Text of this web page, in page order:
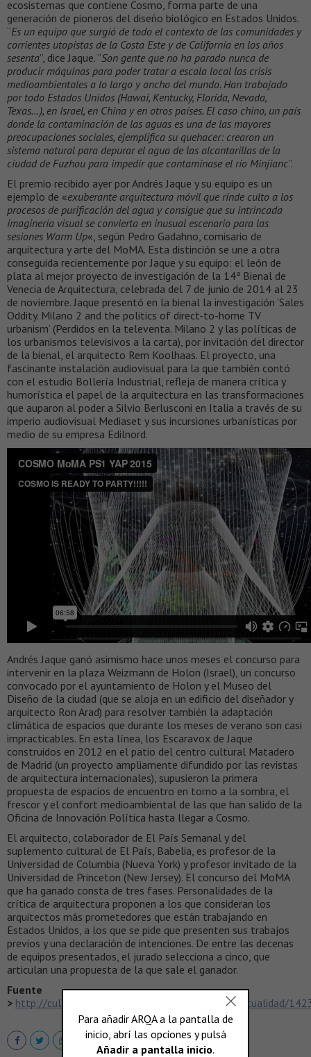
ecosistemas que contiene Cosmo, forma parte de una
generación de pioneros del diseño biológico en Estados Unidos.
“Es un equipo que surgió de todo el contexto de las comunidades y
corrientes utopistas de la Costa Este y de California en los años
sesenta”, dice Jaque. “Son gente que no ha parado nunca de
producir máquinas para poder tratar a escala local las crisis
medioambientales a lo largo y ancho del mundo. Han trabajado
por todo Estados Unidos (Hawai, Kentucky, Florida, Nevada,
Texas…), en Israel, en China y en otros países. El caso chino, un país
donde la contaminación de las aguas es una de las mayores
preocupaciones sociales, ejemplifica su quehacer: crearon un
sistema natural para depurar el agua de las alcantarillas de la
ciudad de Fuzhou para impedir que contaminase el río Minjianc”.
El premio recibido ayer por Andrés Jaque y su equipo es un
ejemplo de «exuberante arquitectura móvil que rinde culto a los
procesos de purificación del agua y consigue que su intrincada
imaginería visual se convierta en inusual escenario para las
sesiones Warm Up«, según Pedro Gadahno, comisario de
arquitectura y arte del MoMA. Esta distinción se une a otra
conseguida recientemente por Jaque y su equipo: el león de
plata al mejor proyecto de investigación de la 14ª Bienal de
Venecia de Arquitectura, celebrada del 7 de junio de 2014 al 23
de noviembre. Jaque presentó en la bienal la investigación ‘Sales
Oddity. Milano 2 and the politics of direct-to-home TV
urbanism’ (Perdidos en la televenta. Milano 2 y las políticas de
los urbanismos televisivos a la carta), por invitación del director
de la bienal, el arquitecto Rem Koolhaas. El proyecto, una
fascinante instalación audiovisual para la que también contó
con el estudio Bollería Industrial, refleja de manera crítica y
humorística el papel de la arquitectura en las transformaciones
que auparon al poder a Silvio Berlusconi en Italia a través de su
imperio audiovisual Mediaset y sus incursiones urbanísticas por
medio de su empresa Edilnord.
Andrés Jaque ganó asimismo hace unos meses el concurso para
intervenir en la plaza Weizmann de Holon (Israel), un concurso
convocado por el ayuntamiento de Holon y el Museo del
Diseño de la ciudad (que se aloja en un edificio del diseñador y
arquitecto Ron Arad) para resolver también la adaptación
climática de espacios que durante los meses de verano son casi
impracticables. En esta línea, los Escaravox de Jaque
construidos en 2012 en el patio del centro cultural Matadero
de Madrid (un proyecto ampliamente difundido por las revistas
de arquitectura internacionales), supusieron la primera
propuesta de espacios de encuentro en torno a la sombra, el
frescor y el confort medioambiental de las que han salido de la
Oficina de Innovación Política hasta llegar a Cosmo.
El arquitecto, colaborador de El País Semanal y del
suplemento cultural de El País, Babelia, es profesor de la
Universidad de Columbia (Nueva York) y profesor invitado de la
Universidad de Princeton (New Jersey). El concurso del MoMA
que ha ganado consta de tres fases. Personalidades de la
crítica de arquitectura proponen a los que consideran los
arquitectos más prometedores que están trabajando en
Estados Unidos, a los que se pide que presenten sus trabajos
previos y una declaración de intenciones. De entre las decenas
de equipos presentados, el jurado selecciona a cinco, que
articulan una propuesta de la que sale el ganador.
Fuente
> http://cultura.elpais.com/cultura/2015/02/06/actualidad/